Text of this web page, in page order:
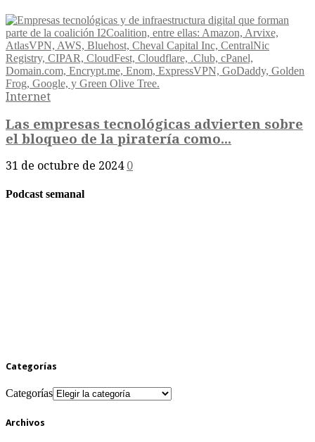
Internet
Las empresas tecnológicas advierten sobre
el bloqueo de la piratería como...
31 de octubre de 2024 0
Podcast semanal
Categorías
Categorías
Archivos